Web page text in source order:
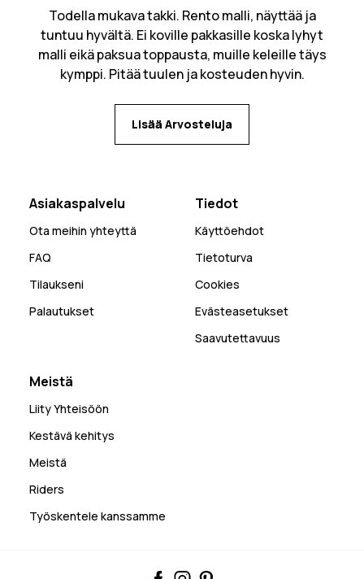
Todella mukava takki. Rento malli, näyttää ja
tuntuu hyvältä. Ei koville pakkasille koska lyhyt
malli eikä paksua toppausta, muille keleille täys
kymppi. Pitää tuulen ja kosteuden hyvin.
Lisää Arvosteluja
Asiakaspalvelu
Ota meihin yhteyttä
FAQ
Tilaukseni
Palautukset
Tiedot
Käyttöehdot
Tietoturva
Cookies
Evästeasetukset
Saavutettavuus
Meistä
Liity Yhteisöön
Kestävä kehitys
Meistä
Riders
Työskentele kanssamme